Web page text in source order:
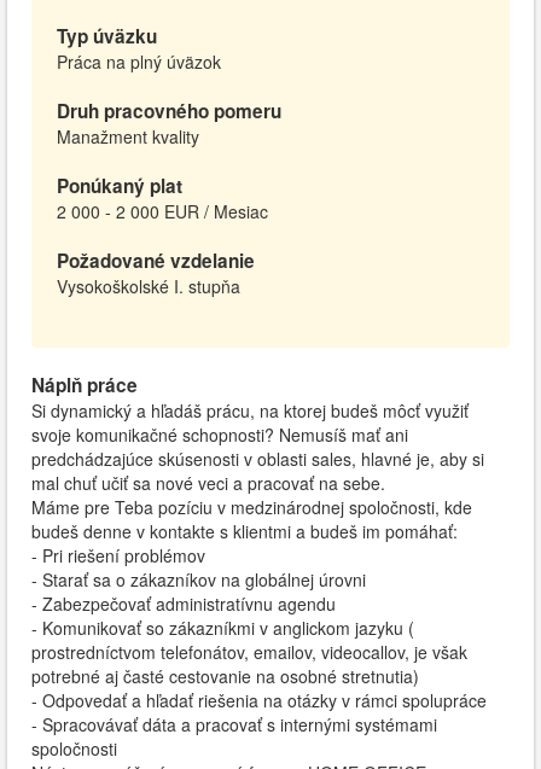
Typ úväzku
Práca na plný úväzok
Druh pracovného pomeru
Manažment kvality
Ponúkaný plat
2 000 - 2 000 EUR / Mesiac
Požadované vzdelanie
Vysokoškolské I. stupňa
Náplň práce
Si dynamický a hľadáš prácu, na ktorej budeš môcť využiť
svoje komunikačné schopnosti? Nemusíš mať ani
predchádzajúce skúsenosti v oblasti sales, hlavné je, aby si
mal chuť učiť sa nové veci a pracovať na sebe.
Máme pre Teba pozíciu v medzinárodnej spoločnosti, kde
budeš denne v kontakte s klientmi a budeš im pomáhať:
- Pri riešení problémov
- Starať sa o zákazníkov na globálnej úrovni
- Zabezpečovať administratívnu agendu
- Komunikovať so zákazníkmi v anglickom jazyku (
prostredníctvom telefonátov, emailov, videocallov, je však
potrebné aj časté cestovanie na osobné stretnutia)
- Odpovedať a hľadať riešenia na otázky v rámci spolupráce
- Spracovávať dáta a pracovať s internými systémami
spoločnosti